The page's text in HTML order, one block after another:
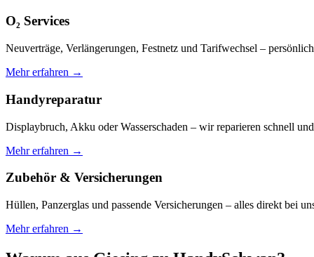
O₂ Services
Neuverträge, Verlängerungen, Festnetz und Tarifwechsel –
Mehr erfahren →
Handyreparatur
Displaybruch, Akku oder Wasserschaden – wir reparieren schnell
Mehr erfahren →
Zubehör & Versicherungen
Hüllen, Panzerglas und passende Versicherungen – alles direkt bei
Mehr erfahren →